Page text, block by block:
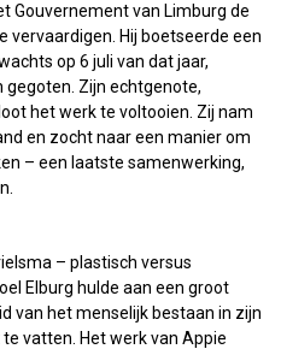
Gouvernement van Limburg de
vervaardigen. Hij boetseerde een
op 6 juli van dat jaar,
gegoten. Zijn echtgenote,
het werk te voltooien. Zij nam
en zocht naar een manier om
– een laatste samenwerking,
– plastisch versus
Elburg hulde aan een groot
van het menselijk bestaan in zijn
vatten. Het werk van Appie